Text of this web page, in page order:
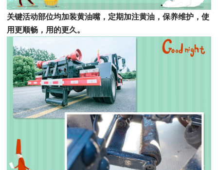
关键活动部位均加装黄油嘴，定期加注黄油，保养维护，使
用更顺畅，用的更久。